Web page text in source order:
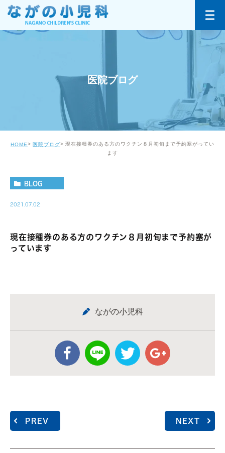
医院ブログ
HOME 医院ブログ
現在接種券のある方のワクチン８月初旬まで予約塞がってい
ます
BLOG
2021.07.02
現在接種券のある方のワクチン８月初旬まで予約塞が
っています
ながの小児科
PREV NEXT